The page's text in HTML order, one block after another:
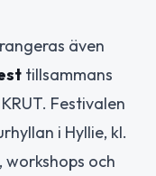
även
tillsammans
Festivalen
i Hyllie, kl.
workshops och